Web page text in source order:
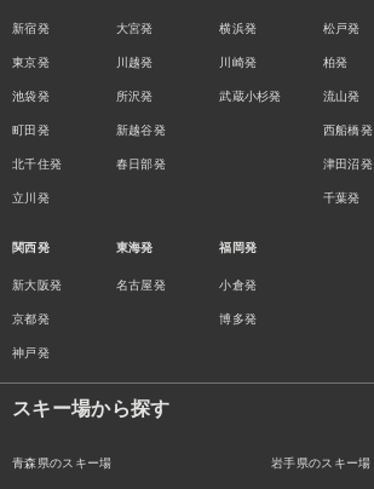
新宿発
東京発
池袋発
町田発
北千住発
立川発
大宮発
川越発
所沢発
新越谷発
春日部発
横浜発
川崎発
武蔵小杉発
松戸発
柏発
流山発
西船橋発
津田沼発
千葉発
関西発
新大阪発
京都発
神戸発
東海発
名古屋発
福岡発
小倉発
博多発
スキー場から探す
青森県のスキー場 岩手県のスキー場